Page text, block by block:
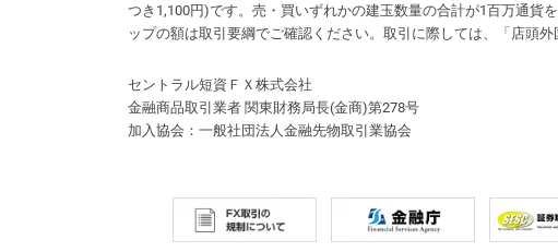
つき1,100円)です。売・買いずれかの建玉数量の合計が1百万通貨
ップの額は取引要綱でご確認ください。取引に際しては、「店頭
セントラル短資ＦＸ株式会社
金融商品取引業者 関東財務局長(金商)第278号
加入協会：一般社団法人金融先物取引業協会